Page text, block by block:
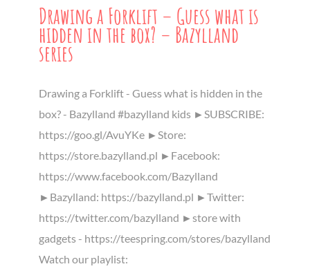
Drawing a Forklift – Guess what is
hidden in the box? – Bazylland
series
Drawing a Forklift - Guess what is hidden in the
box? - Bazylland #bazylland kids ►SUBSCRIBE:
https://goo.gl/AvuYKe ►Store:
https://store.bazylland.pl ►Facebook:
https://www.facebook.com/Bazylland
►Bazylland: https://bazylland.pl ►Twitter:
https://twitter.com/bazylland ►store with
gadgets - https://teespring.com/stores/bazylland
Watch our playlist: